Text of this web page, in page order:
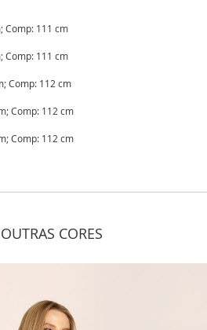
Comp: 111 cm
Comp: 111 cm
Comp: 112 cm
Comp: 112 cm
Comp: 112 cm
OUTRAS CORES